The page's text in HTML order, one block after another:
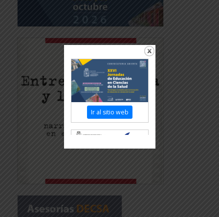
Ir al sitio web
Revisar más información